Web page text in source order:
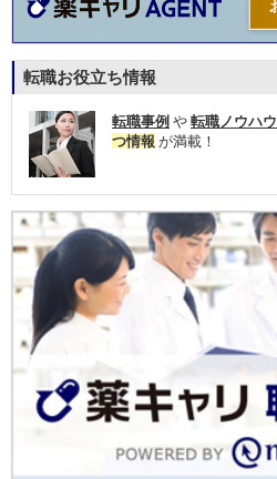
転職お役立ち情報
転職事例 や 転職ノウハウ
つ情報 が満載！